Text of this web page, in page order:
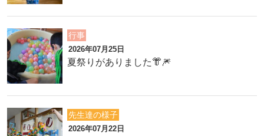
行事
2026年07月25日
夏祭りがありました👘🎆
先生達の様子
2026年07月22日